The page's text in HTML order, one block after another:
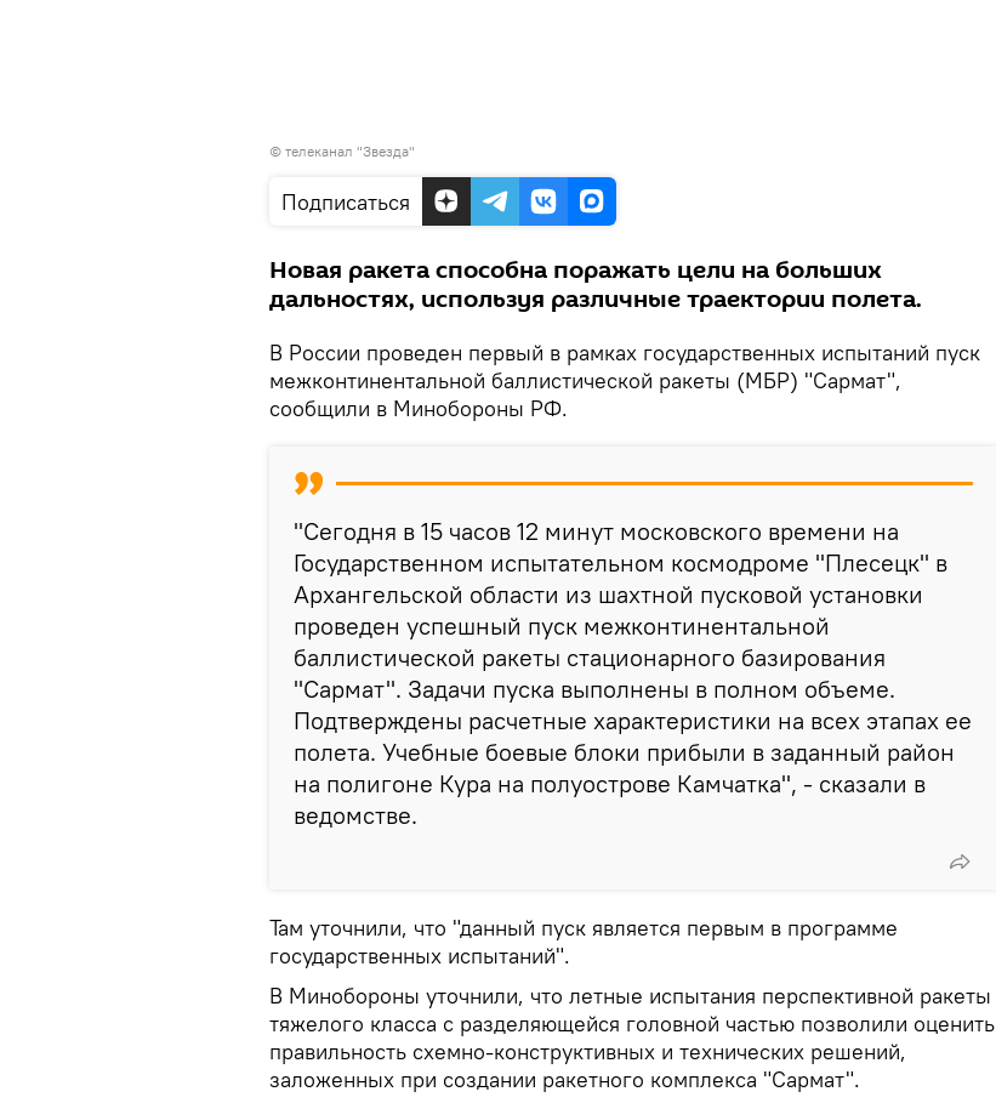
© телеканал "Звезда"
Подписаться
Новая ракета способна поражать цели на больших
дальностях, используя различные траектории полета.
В России проведен первый в рамках государственных испытаний пуск
межконтинентальной баллистической ракеты (МБР) "Сармат",
сообщили в Минобороны РФ.
"Сегодня в 15 часов 12 минут московского времени на
Государственном испытательном космодроме "Плесецк" в
Архангельской области из шахтной пусковой установки
проведен успешный пуск межконтинентальной
баллистической ракеты стационарного базирования
"Сармат". Задачи пуска выполнены в полном объеме.
Подтверждены расчетные характеристики на всех этапах ее
полета. Учебные боевые блоки прибыли в заданный район
на полигоне Кура на полуострове Камчатка", - сказали в
ведомстве.
Там уточнили, что "данный пуск является первым в программе
государственных испытаний".
В Минобороны уточнили, что летные испытания перспективной ракеты
тяжелого класса с разделяющейся головной частью позволили оценить
правильность схемно-конструктивных и технических решений,
заложенных при создании ракетного комплекса "Сармат".